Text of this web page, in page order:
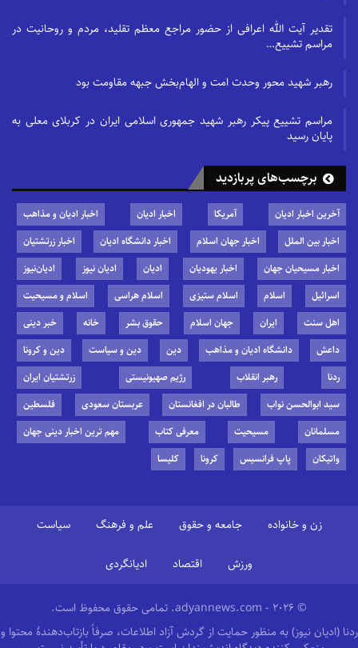
تقدیر آیت الله اعرافی از حضور مراجع معظم تقلید، مردم و روحانیت در
مراسم تشییع…
رهبر شهید محور وحدت امت و الهام‌بخش جبهه مقاومت بود
مراسم تشییع پیکر رهبر شهید جمهوری اسلامی ایران در کربلای معلی به
پایان رسید
برچسب‌های پربازدید
آخرین اخبار ادیان آمریکا اخبار ادیان
اخبار ادیان و مذاهب
اخبار بین الملل
اخبار جهان اسلام اخبار دانشگاه ادیان
اخبار زرتشتیان
اخبار مسیحیان جهان
اخبار یهودیان ادیان ادیان نیوز
ادیان‌نیوز
اسرائیل
اسلام اسلام ستیزی اسلام هراسی
اسلام و مسیحیت
اهل سنت
ایران جهان اسلام حقوق بشر خانه
خبر دینی
داعش
دانشگاه ادیان و مذاهب دین دین و سیاست
دین و کرونا
ردنا
رهبر انقلاب رژیم صهیونیستی
زرتشتیان ایران
سید ابوالحسن نواب
طالبان در افغانستان عربستان سعودی
فلسطین
مسلمانان
مسیحیت معرفی کتاب
مهم ترین اخبار دینی جهان
واتیکان
پاپ فرانسیس کرونا کلیسا
زن و خانواده جامعه و حقوق علم و فرهنگ سیاست
ورزش اقتصاد ادیانگردی
© 2026 - adyannews.com. تمامی حقوق محفوظ است.
ردنا (ادیان نیوز) به منظور حمایت از گردش آزاد اطلاعات، صرفاً بازتاب‌دهندهٔ محتوا و